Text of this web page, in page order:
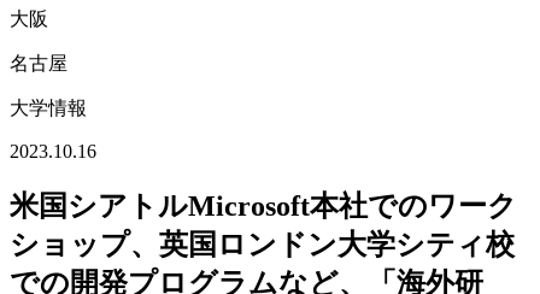
大阪
名古屋
大学情報
2023.10.16
米国シアトルMicrosoft本社でのワーク
ショップ、英国ロンドン大学シティ校
での開発プログラムなど、「海外研